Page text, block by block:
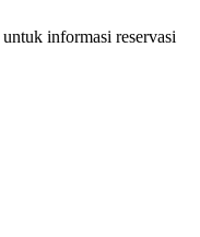
untuk informasi reservasi